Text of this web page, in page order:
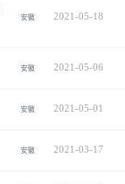
安徽 2021-05-18
安徽 2021-05-06
安徽 2021-05-01
安徽 2021-03-17